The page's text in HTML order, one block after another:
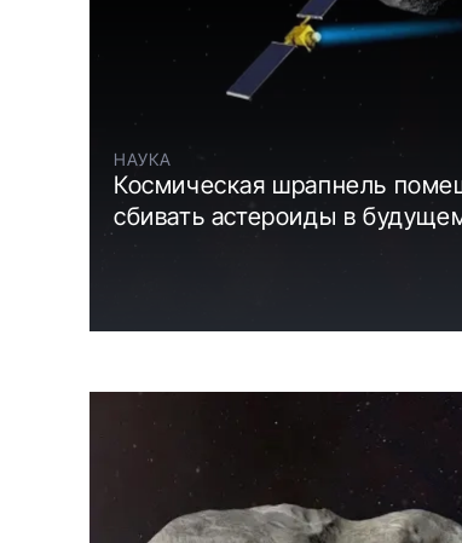
НАУКА
Космическая шрапнель
сбивать астероиды в